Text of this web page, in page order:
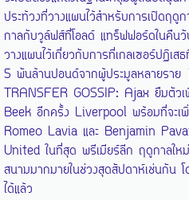
ประท้วงที่วางแผนไว้สำหรับการเปิดฤ
กาลกับวูล์ฟส์ที่โอลด์ แทร็ฟฟอร์ดในคืน
วางแผนไว้เกี่ยวกับการที่เกลเซอร์ปฏิเ
5 พันล้านปอนด์จากผู้ประมูลหลายรา
TRANSFER GOSSIP: Ajax ยืมตั
Beek อีกครั้ง Liverpool พร้อมที่จะเพิ่
Romeo Lavia และ Benjamin
United ในที่สุด พรีเมียร์ลีก ฤดูกาลให
สนามมากมายในช่วงสุดสัปดาห์เช่นกัน โ
ได้แล้ว